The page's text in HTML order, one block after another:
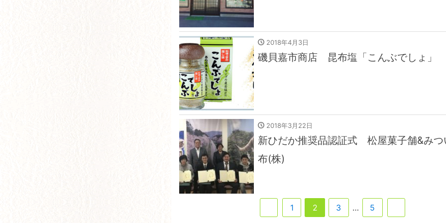
2018年4月3日
磯貝嘉市商店 昆布塩「こんぶでしょ」
2018年3月22日
新ひだか推奨品認証式 松屋菓子舗&みつ
布(株)
1 2 3 … 5